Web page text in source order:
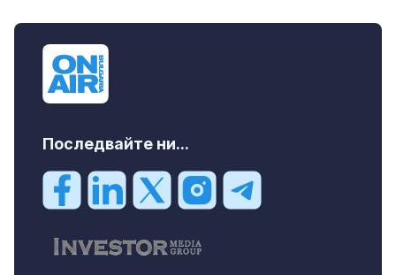
Последвайте ни...